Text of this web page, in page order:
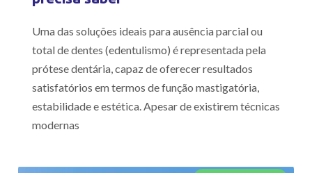
Uma das soluções ideais para ausência parcial ou
total de dentes (edentulismo) é representada pela
prótese dentária, capaz de oferecer resultados
satisfatórios em termos de função mastigatória,
estabilidade e estética. Apesar de existirem técnicas
modernas